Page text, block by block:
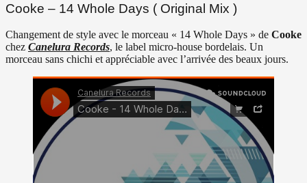
Cooke – 14 Whole Days ( Original Mix )
Changement de style avec le morceau « 14 Whole Days » de Cooke
chez Canelura Records, le label micro-house bordelais. Un
morceau sans chichi et appréciable avec l’arrivée des beaux jours.